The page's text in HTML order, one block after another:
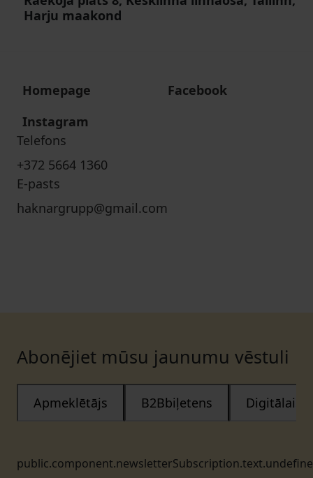
Harju maakond
Homepage
Facebook
Instagram
Telefons
+372 5664 1360
E-pasts
haknargrupp@gmail.com
Abonējiet mūsu jaunumu vēstuli
Apmeklētājs B2Bbiļetens Digitālais